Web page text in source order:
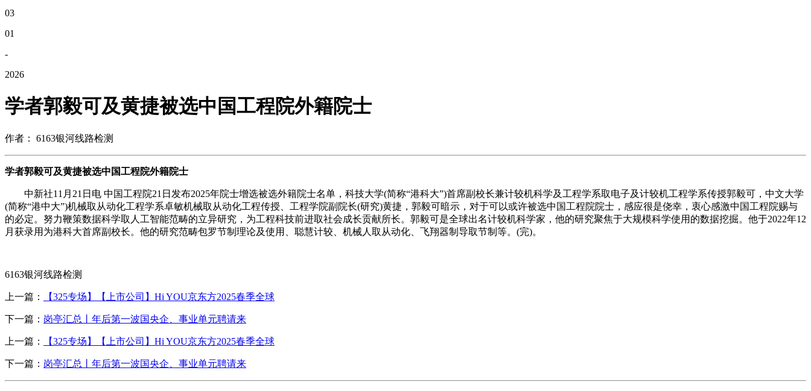
03
01
-
2026
学者郭毅可及黄捷被选中国工程院外籍院士
作者： 6163银河线路检测
学者郭毅可及黄捷被选中国工程院外籍院士
中新社11月21日电 中国工程院21日发布2025年院士增选被选外籍院士名单，科技大学(简称“港科大”)首席副校长兼计较机科学及工程学系取电子及计较机工程学系传授郭毅可，中文大学
(简称“港中大”)机械取从动化工程学系卓敏机械取从动化工程传授、工程学院副院长(研究)黄捷，郭毅可暗示，对于可以或许被选中国工程院院士，感应很是侥幸，衷心感激中国工程院赐与
的必定。努力鞭策数据科学取人工智能范畴的立异研究，为工程科技前进取社会成长贡献所长。郭毅可是全球出名计较机科学家，他的研究聚焦于大规模科学使用的数据挖掘。他于2022年12
月获录用为港科大首席副校长。他的研究范畴包罗节制理论及使用、聪慧计较、机械人取从动化、飞翔器制导取节制等。(完)。
6163银河线路检测
上一篇： 【325专场】【上市公司】Hi YOU京东方2025春季全球
下一篇： 岗亭汇总丨年后第一波国央企、事业单元聘请来
上一篇： 【325专场】【上市公司】Hi YOU京东方2025春季全球
下一篇： 岗亭汇总丨年后第一波国央企、事业单元聘请来